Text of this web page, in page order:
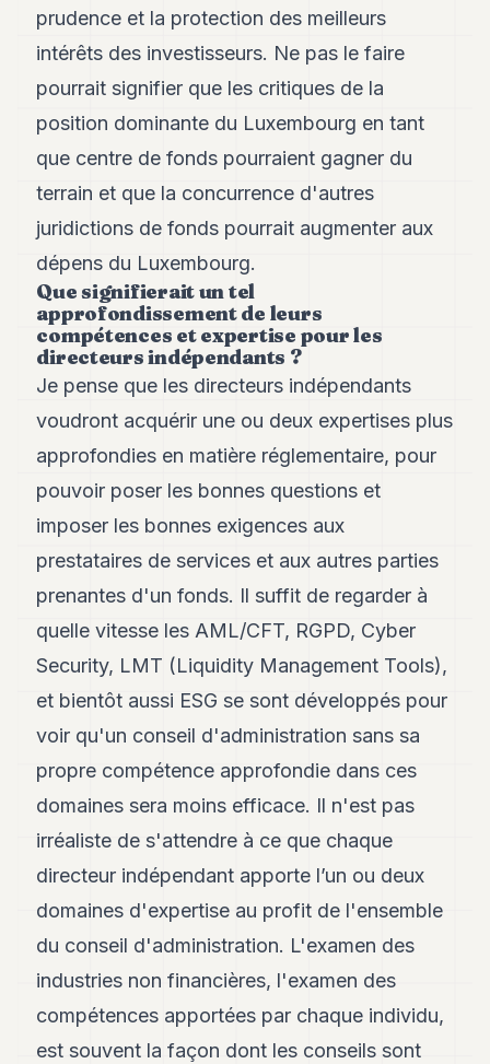
Andy
16
Andy
Andy
14
13
Andy
Andy
Andy
10
Andy
9
Andy
8
7
Andy
Andy
5
Andy
3
FINANCE
ART
VIVRE
ASSURANCE
POLITIQUE
IMMOBILIER
EQUITY
SPORT
prudence et la protection des meilleurs
intérêts des investisseurs. Ne pas le faire
pourrait signifier que les critiques de la
position dominante du Luxembourg en tant
que centre de fonds pourraient gagner du
terrain et que la concurrence d'autres
juridictions de fonds pourrait augmenter aux
dépens du Luxembourg.
Que signifierait un tel
approfondissement de leurs
compétences et expertise pour les
directeurs indépendants ?
Je pense que les directeurs indépendants
voudront acquérir une ou deux expertises plus
approfondies en matière réglementaire, pour
pouvoir poser les bonnes questions et
imposer les bonnes exigences aux
prestataires de services et aux autres parties
prenantes d'un fonds. Il suffit de regarder à
quelle vitesse les AML/CFT, RGPD, Cyber
Security, LMT (Liquidity Management Tools),
et bientôt aussi ESG se sont développés pour
voir qu'un conseil d'administration sans sa
propre compétence approfondie dans ces
domaines sera moins efficace. Il n'est pas
irréaliste de s'attendre à ce que chaque
directeur indépendant apporte l’un ou deux
domaines d'expertise au profit de l'ensemble
du conseil d'administration. L'examen des
industries non financières, l'examen des
compétences apportées par chaque individu,
est souvent la façon dont les conseils sont